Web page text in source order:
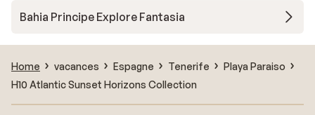
Bahia Principe Explore Fantasia
Home vacances Espagne Tenerife
Playa Paraiso
H10 Atlantic Sunset Horizons Collection